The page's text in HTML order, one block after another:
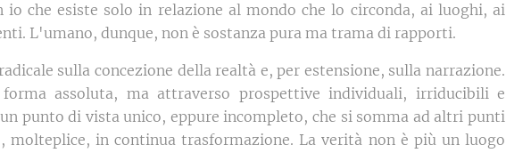
che esiste solo in relazione al mondo che lo circonda, ai luoghi, ai
L'umano, dunque, non è sostanza pura ma trama di rapporti.
sulla concezione della realtà e, per estensione, sulla narrazione.
assoluta, ma attraverso prospettive individuali, irriducibili e
punto di vista unico, eppure incompleto, che si somma ad altri punti
molteplice, in continua trasformazione. La verità non è più un luogo